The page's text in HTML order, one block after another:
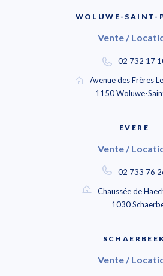
WOLUWE-SAINT-
Vente /
02 732 17
Avenue des Frères
1150 Woluwe-
EVERE
Vente /
02 733 76
Chaussée de
1030
Vente /